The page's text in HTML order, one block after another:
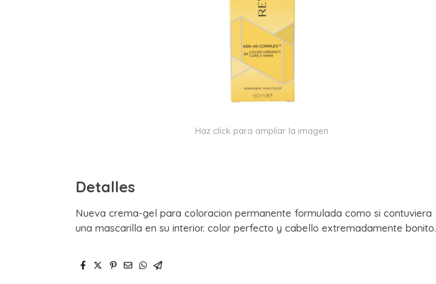
Haz click para ampliar la imagen
Detalles
Nueva crema-gel para coloracion permanente formulada como si contuviera
una mascarilla en su interior. color perfecto y cabello extremadamente bonito.